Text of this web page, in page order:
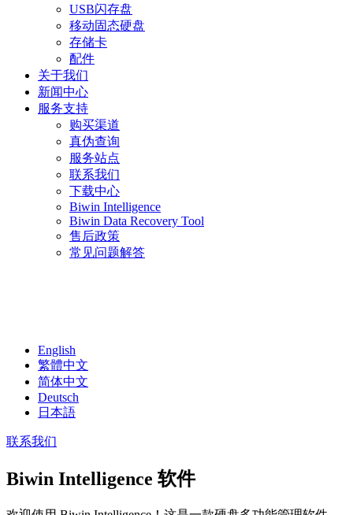
USB闪存盘
移动固态硬盘
存储卡
配件
关于我们
新闻中心
服务支持
购买渠道
真伪查询
服务站点
联系我们
下载中心
Biwin Intelligence
Biwin Data Recovery Tool
售后政策
常见问题解答
English
繁體中文
简体中文
Deutsch
日本語
联系我们
Biwin Intelligence 软件